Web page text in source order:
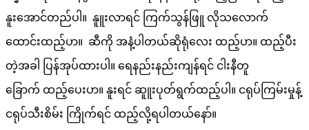
နူးအောင်တည်ပါ။ နူူးလာရင် ကြက်သွန်ဖြူ လိုသလောက်
ထောင်းထည့်ပာ။ ဆီကို အနံ့ပါတယ်ဆိုရုံလေး ထည့်ပာ။ ထည့်ပီး
တဲ့အခါ ပြန်အုပ်ထားပါ။ ရေနည်းနည်းကျန်ရင် ငါးနီတူ
ခြောက် ထည့်ပေးပာ။ နူးရင် ဆူူးပုတ်ရွက်ထည့်ပါ။ ငရုပ်ကြမ်းမှုန့်
ငရုပ်သီးစိမ်း ကြိုက်ရင် ထည့်လို့ရပါတယ်နော်။